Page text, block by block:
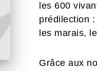
les 600
prédilection
les marais,
Grâce aux